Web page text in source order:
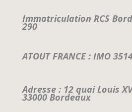
Immatriculation RCS
290
ATOUT FRANCE : IMO
Adresse : 12 quai Louis
33000 Bordeaux